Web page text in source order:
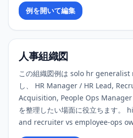
例を開いて編集
人事組織図
この組織図例は solo hr generalist
し、 HR Manager / HR Lead,
Acquisition, People Ops Manager
を整理したい場面に役立ちます
and recruiter vs employee-ops